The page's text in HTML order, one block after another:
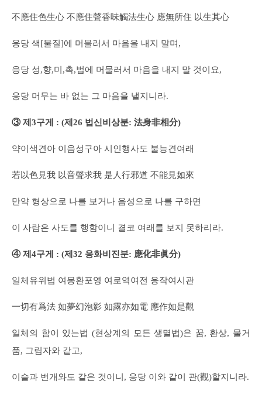
不應住色生心 不應住聲香味觸法生心 應無所住 以生其心
응당 색[물질]에 머물러서 마음을 내지 말며,
응당 성,향,미,촉,법에 머물러서 마음을 내지 말 것이요,
응당 머무는 바 없는 그 마음을 낼지니라.
③ 제3구게 : (제26 법신비상분: 法身非相分)
약이색견아 이음성구아 시인행사도 불능견여래
若以色見我 以音聲求我 是人行邪道 不能見如來
만약 형상으로 나를 보거나 음성으로 나를 구하면
이 사람은 사도를 행함이니 결코 여래를 보지 못하리라.
④ 제4구게 : (제32 응화비진분: 應化非眞分)
일체유위법 여몽환포영 여로역여전 응작여시관
一切有爲法 如夢幻泡影 如露亦如電 應作如是觀
일체의 함이 있는법 (현상계의 모든 생멸법)은 꿈, 환상, 물거
품, 그림자와 같고,
이슬과 번개와도 같은 것이니, 응당 이와 같이 관(觀)할지니라.